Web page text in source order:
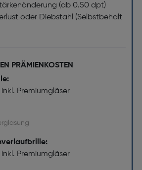
(ab 0.50 dpt)
oder Diebstahl (Selbstbehalt
PRÄMIENKOSTEN
Premiumgläser
Premiumgläser